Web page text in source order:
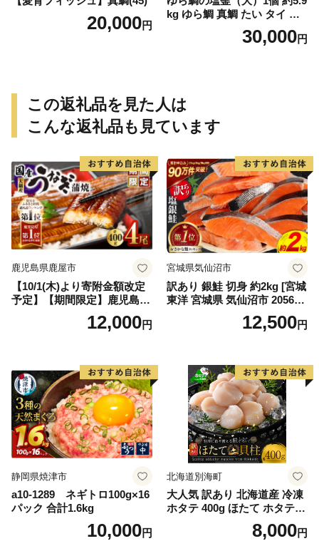
20,000円
kg ゆら鯛 真鯛 たい タイ 鯛
塩釜焼き 塩釜 魚 魚介類 海鮮
祝い事 お祝い ハレの日 食品
30,000円
この返礼品を見た人は
こんな返礼品も見ています
鹿児島県鹿屋市
【10/1(木)より寄附金額改定
予定】【期間限定】鹿児島県
大隅産うなぎ蒲焼4尾（400
g） KN007-02312,000円
宮城県気仙沼市
訳あり 銀鮭 切身 約2kg [宮城
東洋 宮城県 気仙沼市 205649
91] 鮭 魚介類 海鮮 訳アリ 規
格外 不揃い さけ サケ 鮭切身
切り身 魚 わけあり
12,500円
静岡県焼津市
a10-1289 ネギトロ100g×16
パック 合計1.6kg
10,000円
北海道別海町
大人気 訳あり 北海道産 冷凍
ホタテ 400g ほたて ホタテ
8,000円